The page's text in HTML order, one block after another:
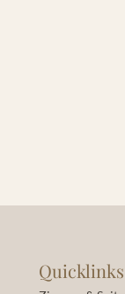
Quicklinks